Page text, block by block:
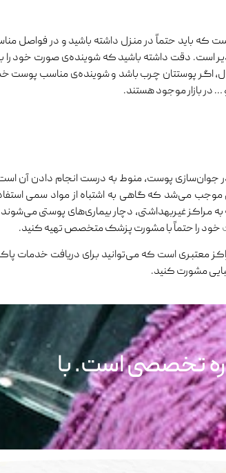
که باید حتماً در منزل داشته باشید و در فواصل
است. دقت داشته باشید که شوینده‌ی صورت خود را
اگر پوستتان چرب باشد و شوینده‌ی مناسب
… در بازار موجود هستند.
جوان‌سازی پوست، منوط به درست انجام دادن آن
می‌شد که گاهی به اشتباه از مواد سمی استفاده
مراکز غیربهداشتی، دچار بیماری‌های پوستی
خود را حتماً با مشورت پزشک متخصص تهیه کنید.
معتبری است که می‌توانید برای دریافت خدمات
مشورت کنید.
تخصصی است. با